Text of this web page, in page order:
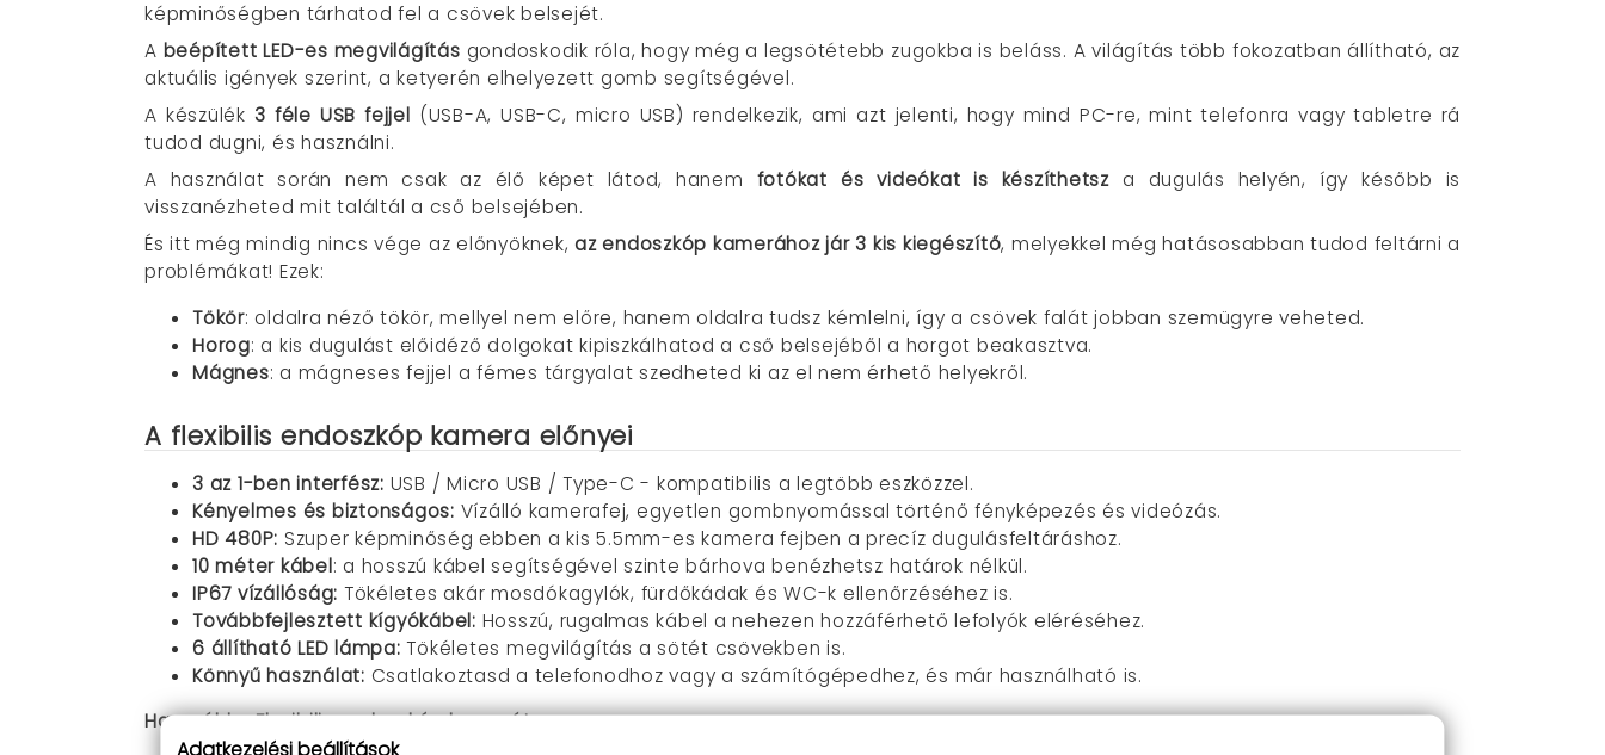
képminőségben tárhatod fel a csövek belsejét.
A beépített LED-es megvilágítás gondoskodik róla, hogy még a legsötétebb zugokba is beláss. A világítás több fokozatban állítható, az
aktuális igények szerint, a ketyerén elhelyezett gomb segítségével.
A készülék 3 féle USB fejjel (USB-A, USB-C, micro USB) rendelkezik, ami azt jelenti, hogy mind PC-re, mint telefonra vagy tabletre rá
tudod dugni, és használni.
A használat során nem csak az élő képet látod, hanem fotókat és videókat is készíthetsza dugulás helyén, így később is
visszanézheted mit találtál a cső belsejében.
És itt még mindig nincs vége az előnyöknek, az endoszkóp kamerához jár 3 kis kiegészítő, melyekkel még hatásosabban tudod feltárni a
problémákat! Ezek:
Tökör: oldalra néző tökör, mellyel nem előre, hanem oldalra tudsz kémlelni, így a csövek falát jobban szemügyre veheted.
Horog: a kis dugulást előidéző dolgokat kipiszkálhatod a cső belsejéből a horgot beakasztva.
Mágnes: a mágneses fejjel a fémes tárgyalat szedheted ki az el nem érhető helyekről.
A flexibilis endoszkóp kamera előnyei
3 az 1-ben interfész: USB / Micro USB / Type-C - kompatibilis a legtöbb eszközzel.
Kényelmes és biztonságos: Vízálló kamerafej, egyetlen gombnyomással történő fényképezés és videózás.
HD 480P: Szuper képminőség ebben a kis 5.5mm-es kamera fejben a precíz dugulásfeltáráshoz.
10 méter kábel: a hosszú kábel segítségével szinte bárhova benézhetsz határok nélkül.
IP67 vízállóság: Tökéletes akár mosdókagylók, fürdőkádak és WC-k ellenőrzéséhez is.
Továbbfejlesztett kígyókábel: Hosszú, rugalmas kábel a nehezen hozzáférhető lefolyók eléréséhez.
6 állítható LED lámpa: Tökéletes megvilágítás a sötét csövekben is.
Könnyű használat: Csatlakoztasd a telefonodhoz vagy a számítógépedhez, és már használható is.
Használd a Flexibilis endoszkóp kamerát:
Adatkezelési beállítások